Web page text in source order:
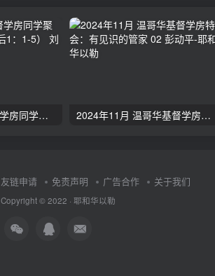
2024年 多伦多基督学房同学聚会：有福的教会（帖后1：1-5） 刘志雄 2024年11月 温哥华基督学房特会：有见识的管家 02 彭动平
友链申请 免责声明 广告合作 关于我们
Copyright © 2022 · 耶和华以勒